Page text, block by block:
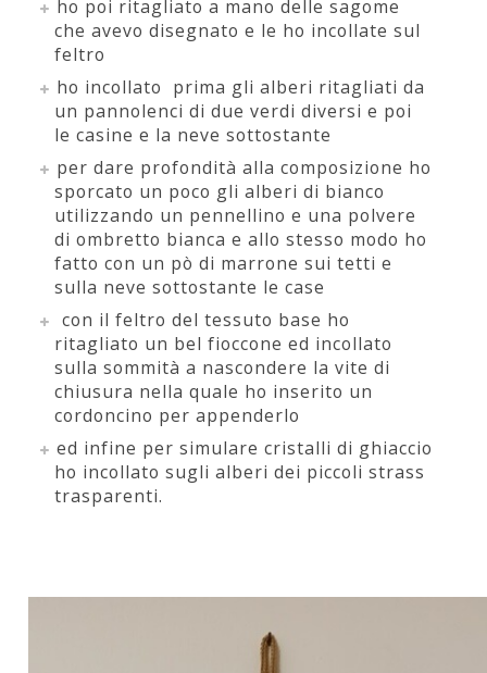
ho poi ritagliato a mano delle sagome
che avevo disegnato e le ho incollate sul
feltro
ho incollato prima gli alberi ritagliati da
un pannolenci di due verdi diversi e poi
le casine e la neve sottostante
per dare profondità alla composizione ho
sporcato un poco gli alberi di bianco
utilizzando un pennellino e una polvere
di ombretto bianca e allo stesso modo ho
fatto con un pò di marrone sui tetti e
sulla neve sottostante le case
con il feltro del tessuto base ho
ritagliato un bel fioccone ed incollato
sulla sommità a nascondere la vite di
chiusura nella quale ho inserito un
cordoncino per appenderlo
ed infine per simulare cristalli di ghiaccio
ho incollato sugli alberi dei piccoli strass
trasparenti.